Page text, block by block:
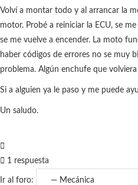
Volví a montar todo y al arrancar la
motor. Probé a reiniciar la ECU, se
se me vuelve a encender. La moto
haber códigos de errores no se muy
problema. Algún enchufe que
Si a alguien ya le paso y me puede
Un saludo.
1 respuesta
Ir al foro: